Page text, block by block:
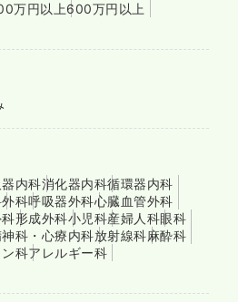
万円以上600万円以上
内科消化器内科循環器内科
外科呼吸器外科心臓血管外科
形成外科小児科産婦人科眼科
科・心療内科放射線科麻酔科
科アレルギー科